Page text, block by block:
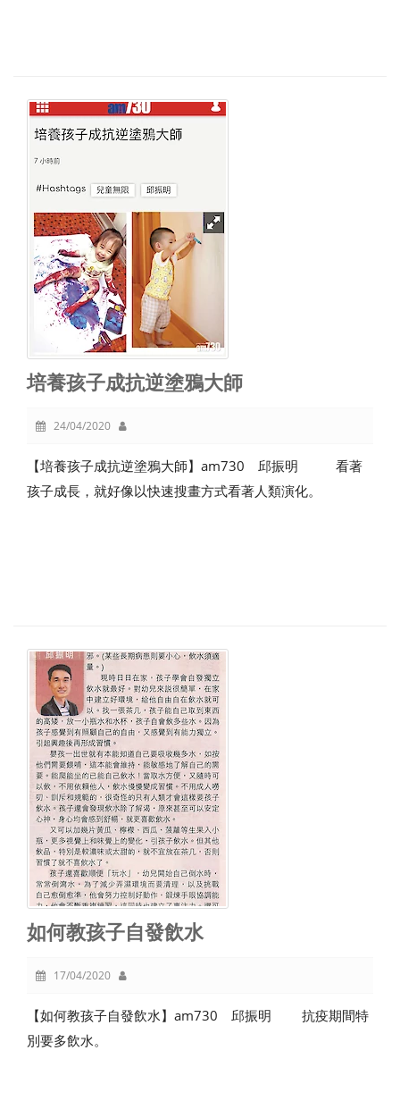
培養孩子成抗逆塗鴉大師
24/04/2020
【培養孩子成抗逆塗鴉大師】am730 邱振明 看著
孩子成長，就好像以快速搜畫方式看著人類演化。
如何教孩子自發飲水
17/04/2020
【如何教孩子自發飲水】am730 邱振明 抗疫期間特
別要多飲水。